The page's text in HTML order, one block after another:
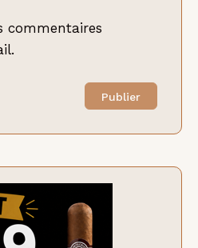
commentaires